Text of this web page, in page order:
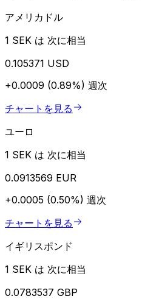
アメリカドル
1 SEK は 次に相当
0.105371 USD
+0.0009 (0.89%) 週次
チャートを見る
ユーロ
1 SEK は 次に相当
0.0913569 EUR
+0.0005 (0.50%) 週次
チャートを見る
イギリスポンド
1 SEK は 次に相当
0.0783537 GBP